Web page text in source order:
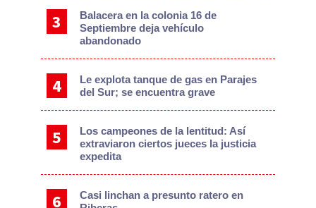
Balacera en la colonia 16 de
Septiembre deja vehículo
abandonado
Le explota tanque de gas en Parajes
del Sur; se encuentra grave
Los campeones de la lentitud: Así
extraviaron ciertos jueces la justicia
expedita
Casi linchan a presunto ratero en